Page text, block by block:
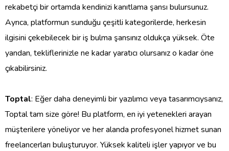
rekabetçi bir ortamda kendinizi kanıtlama şansı bulursunuz.
Ayrıca, platformun sunduğu çeşitli kategorilerde, herkesin
ilgisini çekebilecek bir iş bulma şansınız oldukça yüksek. Öte
yandan, tekliflerinizle ne kadar yaratıcı olursanız o kadar öne
çıkabilirsiniz.
Toptal: Eğer daha deneyimli bir yazılımcı veya tasarımcıysanız,
Toptal tam size göre! Bu platform, en iyi yetenekleri arayan
müşterilere yöneliyor ve her alanda profesyonel hizmet sunan
freelancerları buluşturuyor. Yüksek kaliteli işler yapıyor ve bu